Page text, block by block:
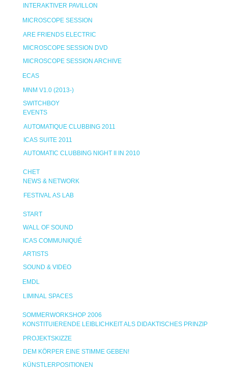
INTERAKTIVER PAVILLON
MICROSCOPE SESSION
ARE FRIENDS ELECTRIC
MICROSCOPE SESSION DVD
MICROSCOPE SESSION ARCHIVE
ECAS
MNM V1.0 (2013-)
SWITCHBOY
EVENTS
AUTOMATIQUE CLUBBING 2011
ICAS SUITE 2011
AUTOMATIC CLUBBING NIGHT II IN 2010
CHET
NEWS & NETWORK
FESTIVAL AS LAB
START
WALL OF SOUND
ICAS COMMUNIQUÉ
ARTISTS
SOUND & VIDEO
EMDL
LIMINAL SPACES
SOMMERWORKSHOP 2006
KONSTITUIERENDE LEIBLICHKEIT ALS DIDAKTISCHES PRINZIP
PROJEKTSKIZZE
DEM KÖRPER EINE STIMME GEBEN!
KÜNSTLERPOSITIONEN